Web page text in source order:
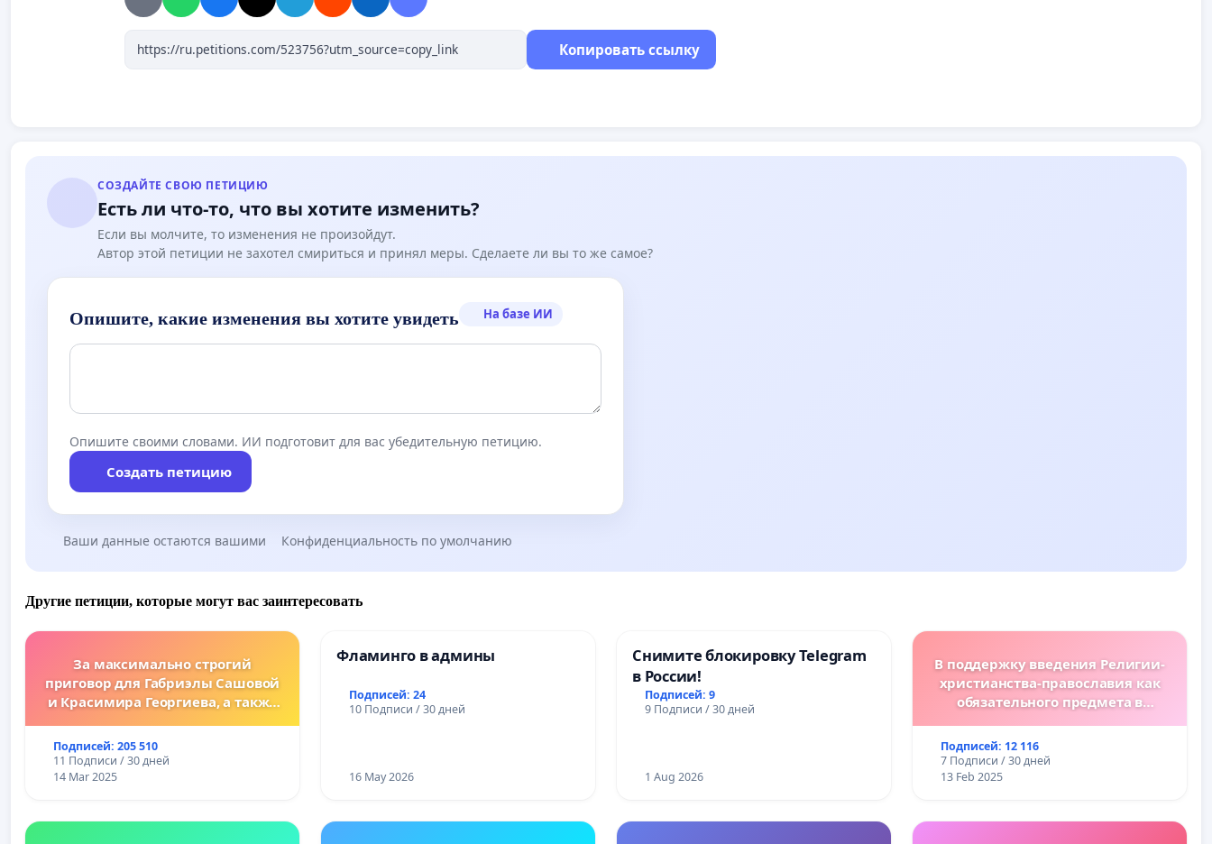
Копировать ссылку
СОЗДАЙТЕ СВОЮ ПЕТИЦИЮ
Есть ли что-то, что вы хотите изменить?
Если вы молчите, то изменения не произойдут.
Автор этой петиции не захотел смириться и принял меры. Сделаете ли вы то же самое?
Опишите, какие изменения вы хотите увидеть На базе ИИ
Опишите своими словами. ИИ подготовит для вас убедительную петицию.
Создать петицию
Ваши данные остаются вашими Конфиденциальность по умолчанию
Другие петиции, которые могут вас заинтересовать
За максимально строгий
приговор для Габриэлы Сашовой
и Красимира Георгиева, а также
предусматривающие более
жесткие наказания за
преступления против животных!
Подписей: 205 510
11 Подписи / 30 дней
14 Mar 2025
Фламинго в админы
Подписей: 24
10 Подписи / 30 дней
16 May 2026
Снимите блокировку Telegram
в России!
Подписей: 9
9 Подписи / 30 дней
1 Aug 2026
В поддержку введения Религии-
христианства-православия как
обязательного предмета в
Подписей: 12 116
7 Подписи / 30 дней
13 Feb 2025